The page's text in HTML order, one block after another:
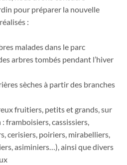
pour préparer la nouvelle
:
malades dans le parc
arbres tombés pendant l’hiver
sèches à partir des branches
fruitiers, petits et grands, sur
framboisiers, cassissiers,
cerisiers, poiriers, mirabelliers,
asiminiers…), ainsi que divers